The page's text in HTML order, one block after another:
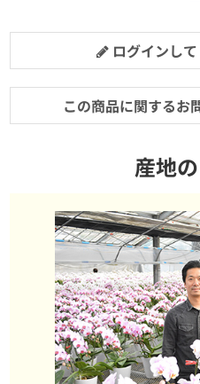
ログインし
この商品に関するお
産地